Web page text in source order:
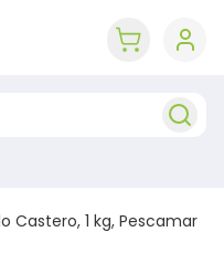
Castero, 1 kg, Pescamar